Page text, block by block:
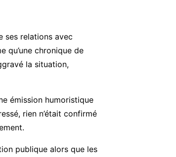
ses relations avec
qu’une chronique de
la situation,
émission humoristique
rien n’était confirmé
publique alors que les